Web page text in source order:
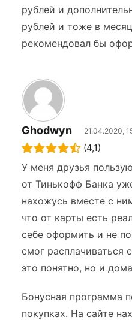
рублей и
рублей и тоже в
рекомендовал бы
Ghodwyn 21.04.2020,
(4,1)
У меня друзья
от Тинькофф Банка
нахожусь вместе с
что от карты есть
себе оформить и не
смог расплачиваться
это понятно, но и
Бонусная программа
покупках. На сайте